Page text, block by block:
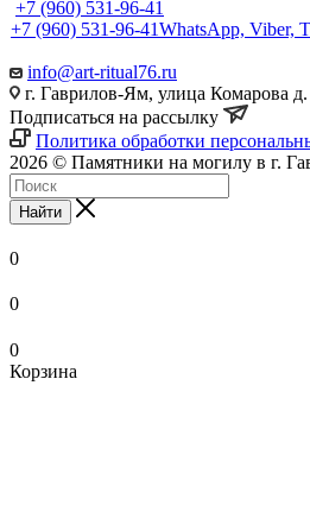
+7 (960) 531-96-41
+7 (960) 531-96-41WhatsApp, Viber,
info@art-ritual76.ru
г. Гаврилов-Ям, улица Комарова д.
Подписаться на рассылку
Политика обработки
2026 © Памятники на могилу в г.
Найти
0
0
0
Корзина